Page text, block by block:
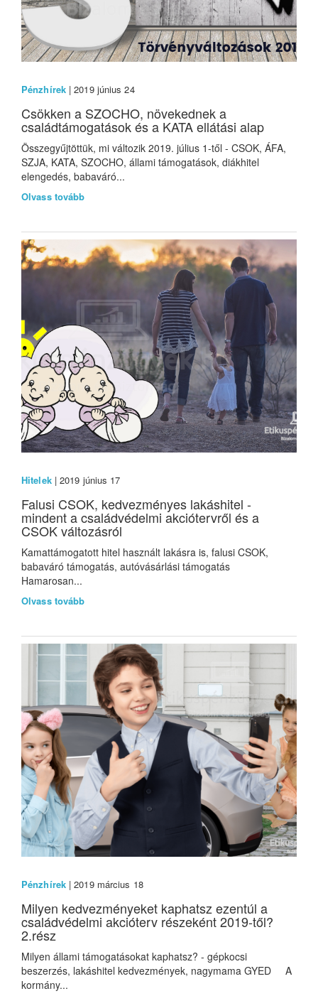
Pénzhírek| 2019 június 24
Csökken a SZOCHO, növekednek a
családtámogatások és a KATA ellátási alap
Összegyűjtöttük, mi változik 2019. július 1-től - CSOK, ÁFA,
SZJA, KATA, SZOCHO, állami támogatások, diákhitel
elengedés, babaváró...
Olvass tovább
Hitelek| 2019 június 17
Falusi CSOK, kedvezményes lakáshitel -
mindent a családvédelmi akciótervről és a
CSOK változásról
Kamattámogatott hitel használt lakásra is, falusi CSOK,
babaváró támogatás, autóvásárlási támogatás
Hamarosan...
Olvass tovább
Pénzhírek| 2019 március 18
Milyen kedvezményeket kaphatsz ezentúl a
családvédelmi akcióterv részeként 2019-től?
2.rész
Milyen állami támogatásokat kaphatsz? - gépkocsi
beszerzés, lakáshitel kedvezmények, nagymama GYED A
kormány...